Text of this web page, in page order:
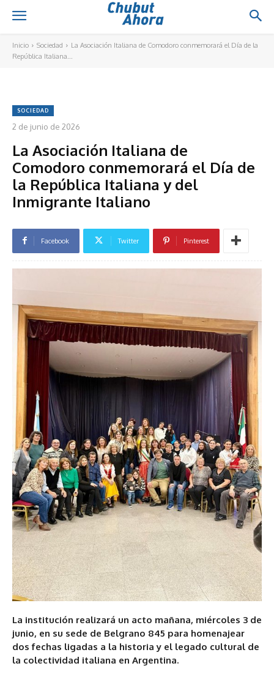
Inicio Sociedad
La Asociación Italiana de Comodoro conmemorará el Día de la
República Italiana...
SOCIEDAD
2 de junio de 2026
La Asociación Italiana de
Comodoro conmemorará el Día de
la República Italiana y del
Inmigrante Italiano
Facebook Twitter Pinterest
La institución realizará un acto mañana, miércoles 3 de
junio, en su sede de Belgrano 845 para homenajear
dos fechas ligadas a la historia y el legado cultural de
la colectividad italiana en Argentina.